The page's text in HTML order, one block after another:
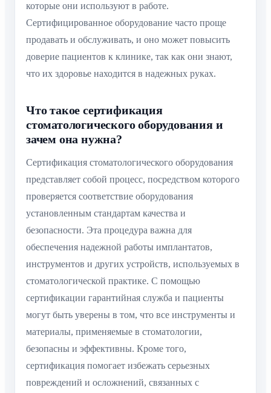
которые они используют в работе.
Сертифицированное оборудование часто проще
продавать и обслуживать, и оно может повысить
доверие пациентов к клинике, так как они знают,
что их здоровье находится в надежных руках.
Что такое сертификация
стоматологического оборудования и
зачем она нужна?
Сертификация стоматологического оборудования
представляет собой процесс, посредством которого
проверяется соответствие оборудования
установленным стандартам качества и
безопасности. Эта процедура важна для
обеспечения надежной работы имплантатов,
инструментов и других устройств, используемых в
стоматологической практике. С помощью
сертификации гарантийная служба и пациенты
могут быть уверены в том, что все инструменты и
материалы, применяемые в стоматологии,
безопасны и эффективны. Кроме того,
сертификация помогает избежать серьезных
повреждений и осложнений, связанных с